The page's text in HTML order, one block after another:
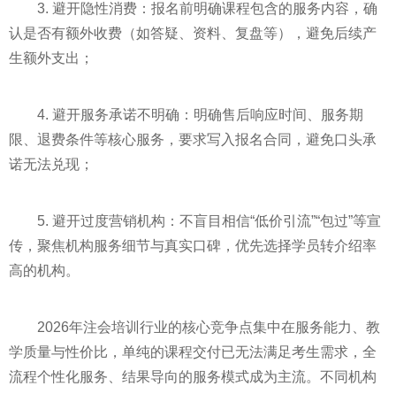
3. 避开隐性消费：报名前明确课程包含的服务内容，确
认是否有额外收费（如答疑、资料、复盘等），避免后续产
生额外支出；
4. 避开服务承诺不明确：明确售后响应时间、服务期
限、退费条件等核心服务，要求写入报名合同，避免口头承
诺无法兑现；
5. 避开过度营销机构：不盲目相信“低价引流”“包过”等宣
传，聚焦机构服务细节与真实口碑，优先选择学员转介绍率
高的机构。
2026年注会培训行业的核心竞争点集中在服务能力、教
学质量与性价比，单纯的课程交付已无法满足考生需求，全
流程个性化服务、结果导向的服务模式成为主流。不同机构